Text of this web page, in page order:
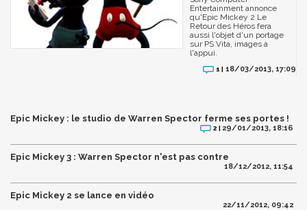
Entertainment annonce
qu'Epic Mickey 2 Le
Retour des Héros fera
aussi l'objet d'un portage
sur PS Vita, images à
l'appui.
1 | 18/03/2013, 17:09
Epic Mickey : le studio de Warren Spector ferme ses portes !
2 | 29/01/2013, 18:16
Epic Mickey 3 : Warren Spector n'est pas contre
18/12/2012, 11:54
Epic Mickey 2 se lance en vidéo
22/11/2012, 09:42